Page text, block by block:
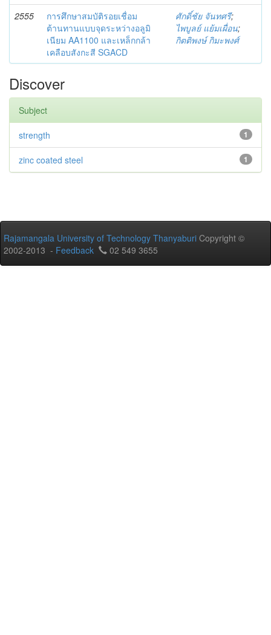
2555
การศึกษาสมบัติรอยเชื่อม
ต้านทานแบบจุดระหว่างอลูมิ
เนียม AA1100 และเหล็กกล้า
เคลือบสังกะสี SGACD
ศักดิ์ชัย จันทศรี;
ไพบูลย์ แย้มเผื่อน;
กิตติพงษ์ กิมะพงศ์
Discover
Subject
1
strength
1
zinc coated steel
Rajamangala University of Technology Thanyaburi Copyright ©
2002-2013 - Feedback 02 549 3655